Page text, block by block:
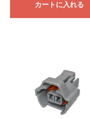
カートに入れる